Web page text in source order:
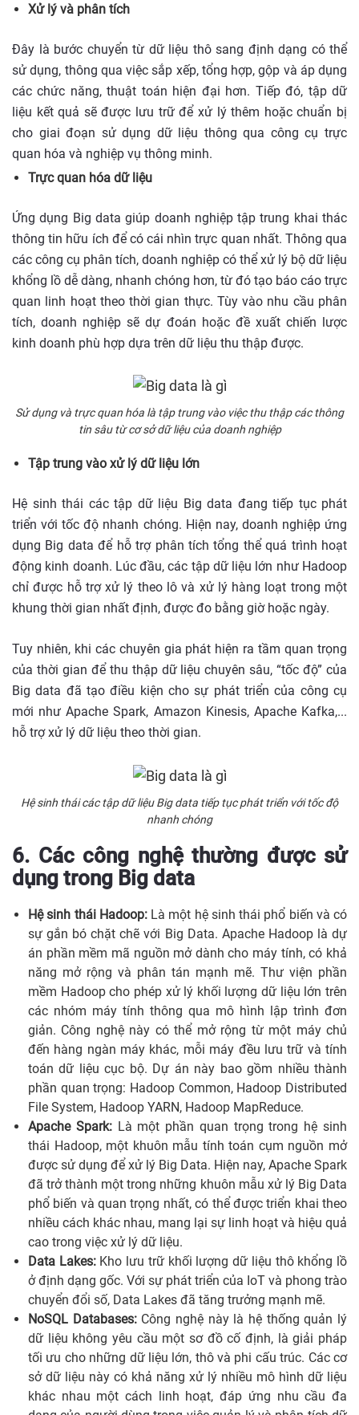
Xử lý và phân tích
Đây là bước chuyển từ dữ liệu thô sang định dạng có thể
sử dụng, thông qua việc sắp xếp, tổng hợp, gộp và áp dụng
các chức năng, thuật toán hiện đại hơn. Tiếp đó, tập dữ
liệu kết quả sẽ được lưu trữ để xử lý thêm hoặc chuẩn bị
cho giai đoạn sử dụng dữ liệu thông qua công cụ trực
quan hóa và nghiệp vụ thông minh.
Trực quan hóa dữ liệu
Ứng dụng Big data giúp doanh nghiệp tập trung khai thác
thông tin hữu ích để có cái nhìn trực quan nhất. Thông qua
các công cụ phân tích, doanh nghiệp có thể xử lý bộ dữ liệu
khổng lồ dễ dàng, nhanh chóng hơn, từ đó tạo báo cáo trực
quan linh hoạt theo thời gian thực. Tùy vào nhu cầu phân
tích, doanh nghiệp sẽ dự đoán hoặc đề xuất chiến lược
kinh doanh phù hợp dựa trên dữ liệu thu thập được.
Sử dụng và trực quan hóa là tập trung vào việc thu thập các thông
tin sâu từ cơ sở dữ liệu của doanh nghiệp
Tập trung vào xử lý dữ liệu lớn
Hệ sinh thái các tập dữ liệu Big data đang tiếp tục phát
triển với tốc độ nhanh chóng. Hiện nay, doanh nghiệp ứng
dụng Big data để hỗ trợ phân tích tổng thể quá trình hoạt
động kinh doanh. Lúc đầu, các tập dữ liệu lớn như Hadoop
chỉ được hỗ trợ xử lý theo lô và xử lý hàng loạt trong một
khung thời gian nhất định, được đo bằng giờ hoặc ngày.
Tuy nhiên, khi các chuyên gia phát hiện ra tầm quan trọng
của thời gian để thu thập dữ liệu chuyên sâu, “tốc độ” của
Big data đã tạo điều kiện cho sự phát triển của công cụ
mới như Apache Spark, Amazon Kinesis, Apache Kafka,...
hỗ trợ xử lý dữ liệu theo thời gian.
Hệ sinh thái các tập dữ liệu Big data tiếp tục phát triển với tốc độ
nhanh chóng
6. Các công nghệ thường được sử
dụng trong Big data
Hệ sinh thái Hadoop:Là một hệ sinh thái phổ biến và có
sự gắn bó chặt chẽ với Big Data. Apache Hadoop là dự
án phần mềm mã nguồn mở dành cho máy tính, có khả
năng mở rộng và phân tán mạnh mẽ. Thư viện phần
mềm Hadoop cho phép xử lý khối lượng dữ liệu lớn trên
các nhóm máy tính thông qua mô hình lập trình đơn
giản. Công nghệ này có thể mở rộng từ một máy chủ
đến hàng ngàn máy khác, mỗi máy đều lưu trữ và tính
toán dữ liệu cục bộ. Dự án này bao gồm nhiều thành
phần quan trọng: Hadoop Common, Hadoop Distributed
File System, Hadoop YARN, Hadoop MapReduce.
Apache Spark:Là một phần quan trọng trong hệ sinh
thái Hadoop, một khuôn mẫu tính toán cụm nguồn mở
được sử dụng để xử lý Big Data. Hiện nay, Apache Spark
đã trở thành một trong những khuôn mẫu xử lý Big Data
phổ biến và quan trọng nhất, có thể được triển khai theo
nhiều cách khác nhau, mang lại sự linh hoạt và hiệu quả
cao trong việc xử lý dữ liệu.
Data Lakes: Kho lưu trữ khối lượng dữ liệu thô khổng lồ
ở định dạng gốc. Với sự phát triển của IoT và phong trào
chuyển đổi số, Data Lakes đã tăng trưởng mạnh mẽ.
NoSQL Databases:Công nghệ này là hệ thống quản lý
dữ liệu không yêu cầu một sơ đồ cố định, là giải pháp
tối ưu cho những dữ liệu lớn, thô và phi cấu trúc. Các cơ
sở dữ liệu này có khả năng xử lý nhiều mô hình dữ liệu
khác nhau một cách linh hoạt, đáp ứng nhu cầu đa